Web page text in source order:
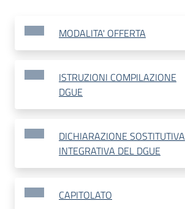
MODALITA' OFFERTA
ISTRUZIONI COMPILAZIONE
DGUE
DICHIARAZIONE SOSTITUTIVA
INTEGRATIVA DEL DGUE
CAPITOLATO